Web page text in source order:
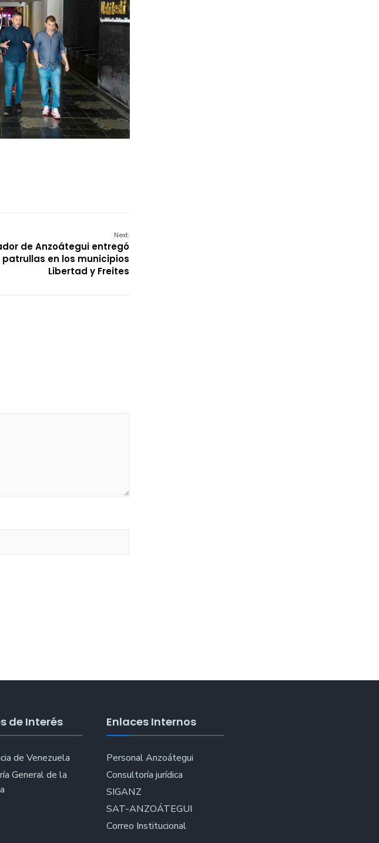
Next:
de Anzoátegui entregó
patrullas en los municipios
Libertad y Freites
de Interés
de Venezuela
General de la
Enlaces Internos
Personal Anzoátegui
Consultoría jurídica
SIGANZ
SAT-ANZOÁTEGUI
Correo Institucional